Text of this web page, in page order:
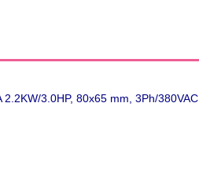
3.0HP, 80x65 mm, 3Ph/380VAC